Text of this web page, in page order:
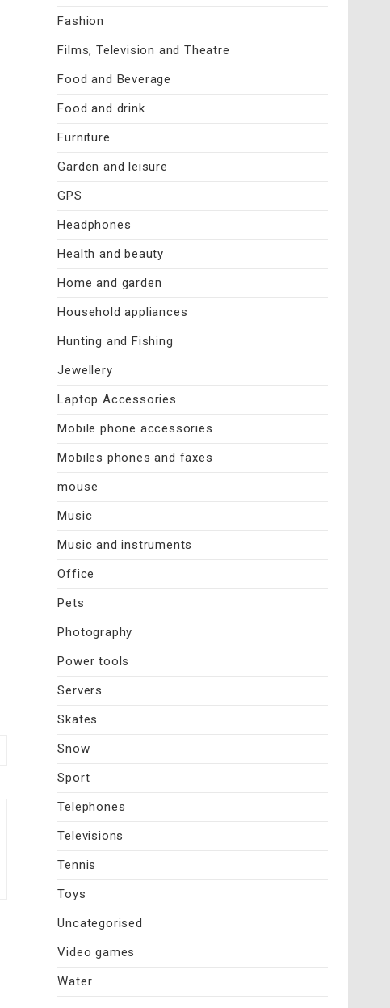
Fashion
Films, Television and Theatre
Food and Beverage
Food and drink
Furniture
Garden and leisure
GPS
Headphones
Health and beauty
Home and garden
Household appliances
Hunting and Fishing
Jewellery
Laptop Accessories
Mobile phone accessories
Mobiles phones and faxes
mouse
Music
Music and instruments
Office
Pets
Photography
Power tools
Servers
Skates
Snow
Sport
Telephones
Televisions
Tennis
Toys
Uncategorised
Video games
Water